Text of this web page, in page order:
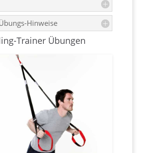
Hinweise
Trainer Übungen